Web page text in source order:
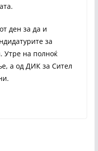
ден за да и
за
Утре на полноќ
а од ДИК за Сител